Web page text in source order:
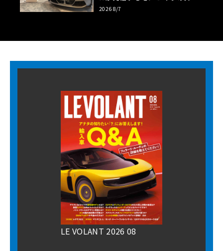
【木下隆之コラム】
2026 8/7
LE VOLANT 2026 08